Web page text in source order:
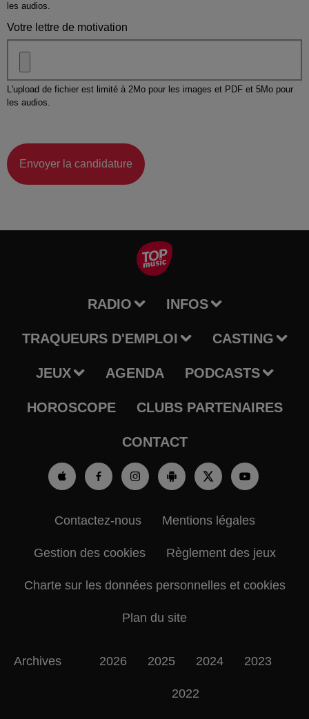
les audios.
Votre lettre de motivation
L'upload de fichier est limité à 2Mo pour les images et PDF et 5Mo pour
les audios.
Envoyer la candidature
RADIO INFOS
TRAQUEURS D'EMPLOI CASTING
JEUX AGENDA PODCASTS
HOROSCOPE CLUBS PARTENAIRES
CONTACT
Contactez-nous Mentions légales
Gestion des cookies Règlement des jeux
Charte sur les données personnelles et cookies
Plan du site
Archives 2026 2025 2024 2023
2022